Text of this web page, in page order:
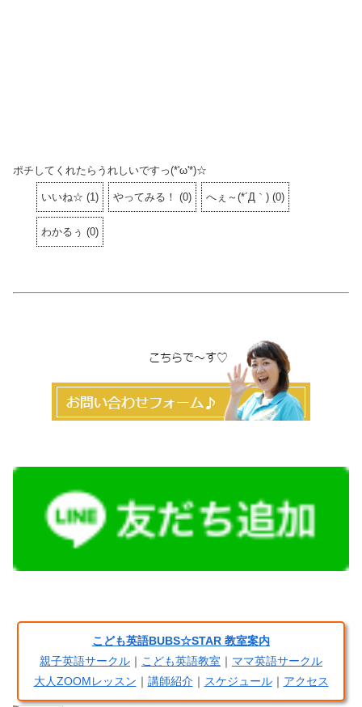
ポチしてくれたらうれしいですっ(*'ω'*)☆
いいね☆ (1) やってみる！ (0) へぇ～(*´Д｀) (0)
わかるぅ (0)
こども英語BUBS☆STAR 教室案内
親子英語サークル ｜ こども英語教室 ｜ ママ英語サークル
大人ZOOMレッスン ｜ 講師紹介｜ スケジュール｜ アクセス